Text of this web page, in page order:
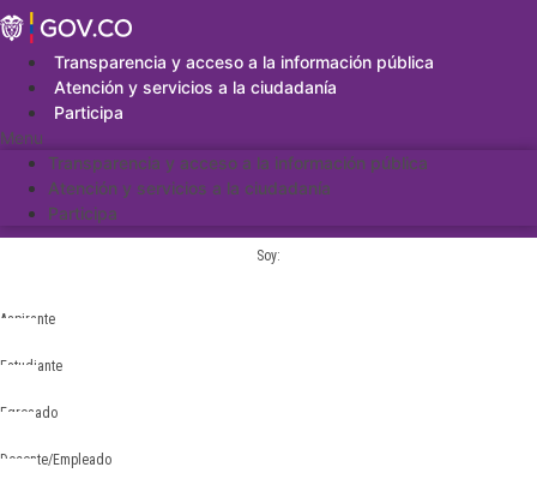
Saltar
al
contenidoTransparencia y acceso a la información pública
Atención y servicios a la ciudadanía
Participa
Menu
Transparencia y acceso a la información pública
Atención y servicios a la ciudadanía
Participa
Soy:
Aspirante
Estudiante
Egresado
Docente/Empleado